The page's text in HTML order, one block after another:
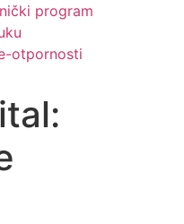
program